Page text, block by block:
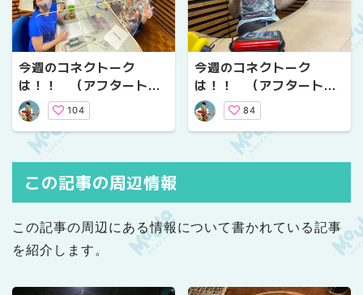
今週のコネクトーク
は！！ （アフタートー
クVol.５）
104
今週のコネクトーク
は！！ （アフタートー
クVol.４）
84
この記事の周辺情報
この記事の周辺にある情報について書かれている記事
を紹介します。